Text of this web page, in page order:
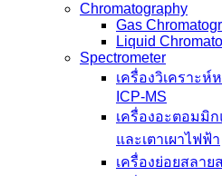
Chromatography
Gas
Liquid
Spectrometer
เครื่องวิเคราะ
ICP-MS
เครื่องอะตอมมิ
และเตาเผาไฟฟ้า
เครื่องย่อยสลาย